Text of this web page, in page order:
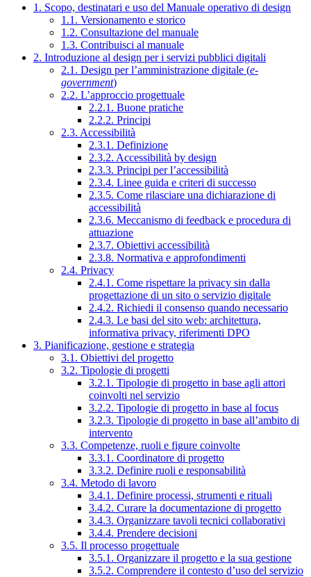
1. Scopo, destinatari e uso del Manuale operativo di design
1.1. Versionamento e storico
1.2. Consultazione del manuale
1.3. Contribuisci al manuale
2. Introduzione al design per i servizi pubblici digitali
2.1. Design per l’amministrazione digitale (e-
government)
2.2. L’approccio progettuale
2.2.1. Buone pratiche
2.2.2. Principi
2.3. Accessibilità
2.3.1. Definizione
2.3.2. Accessibilità by design
2.3.3. Principi per l’accessibilità
2.3.4. Linee guida e criteri di successo
2.3.5. Come rilasciare una dichiarazione di
accessibilità
2.3.6. Meccanismo di feedback e procedura di
attuazione
2.3.7. Obiettivi accessibilità
2.3.8. Normativa e approfondimenti
2.4. Privacy
2.4.1. Come rispettare la privacy sin dalla
progettazione di un sito o servizio digitale
2.4.2. Richiedi il consenso quando necessario
2.4.3. Le basi del sito web: architettura,
informativa privacy, riferimenti DPO
3. Pianificazione, gestione e strategia
3.1. Obiettivi del progetto
3.2. Tipologie di progetti
3.2.1. Tipologie di progetto in base agli attori
coinvolti nel servizio
3.2.2. Tipologie di progetto in base al focus
3.2.3. Tipologie di progetto in base all’ambito di
intervento
3.3. Competenze, ruoli e figure coinvolte
3.3.1. Coordinatore di progetto
3.3.2. Definire ruoli e responsabilità
3.4. Metodo di lavoro
3.4.1. Definire processi, strumenti e rituali
3.4.2. Curare la documentazione di progetto
3.4.3. Organizzare tavoli tecnici collaborativi
3.4.4. Prendere decisioni
3.5. Il processo progettuale
3.5.1. Organizzare il progetto e la sua gestione
3.5.2. Comprendere il contesto d’uso del servizio